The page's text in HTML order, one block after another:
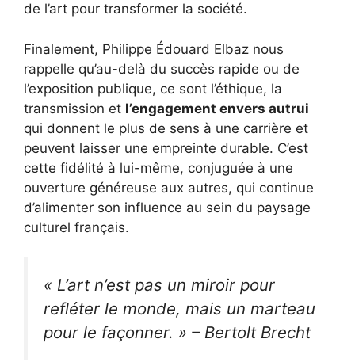
de l’art pour transformer la société.
Finalement, Philippe Édouard Elbaz nous
rappelle qu’au-delà du succès rapide ou de
l’exposition publique, ce sont l’éthique, la
transmission et l’engagement envers autrui
qui donnent le plus de sens à une carrière et
peuvent laisser une empreinte durable. C’est
cette fidélité à lui-même, conjuguée à une
ouverture généreuse aux autres, qui continue
d’alimenter son influence au sein du paysage
culturel français.
« L’art n’est pas un miroir pour
refléter le monde, mais un marteau
pour le façonner. » – Bertolt Brecht